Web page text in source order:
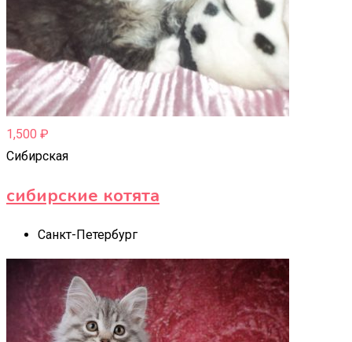
1,500 ₽
Сибирская
сибирские котята
Санкт-Петербург